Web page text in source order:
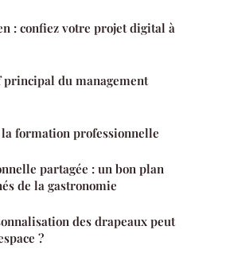
: confiez votre projet digital à
du management
la formation professionnelle
partagée : un bon plan
de la gastronomie
des drapeaux peut
?